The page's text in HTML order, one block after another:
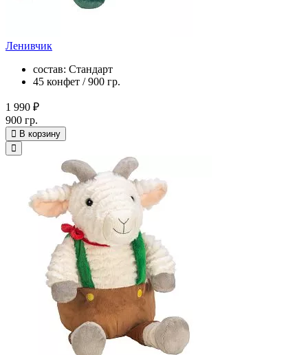
Ленивчик
состав: Стандарт
45 конфет / 900 гр.
1 990 ₽
900 гр.
В корзину